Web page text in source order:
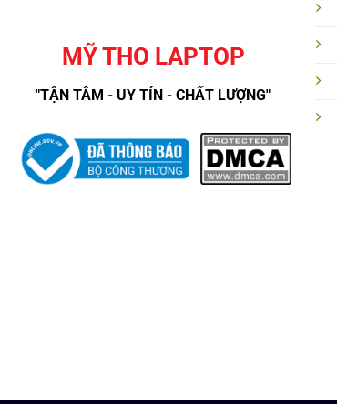
MỸ THO LAPTOP
"TẬN TÂM - UY TÍN - CHẤT LƯỢNG"